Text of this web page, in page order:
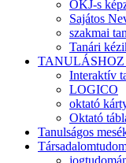
OKJ-s
Sajátos
szakmai
Tanári
TANULÁSHOZ
Interaktív
LOGICO
oktató
Oktató
Tanulságos